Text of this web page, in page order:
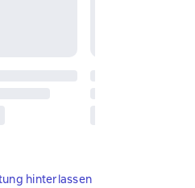
hinterlassen